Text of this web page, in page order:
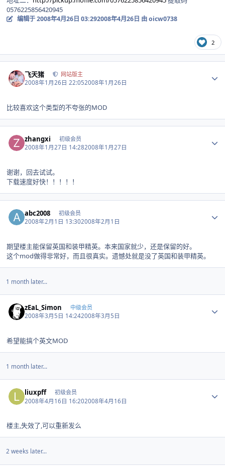
0576225856420945
编辑于2008年4月26日 03:292008年4月26日 由 oicw0738
2
飞天猪 网站版主
2008年1月26日 22:052008年1月26日
比较喜欢这个类型的不夸张的MOD
zhangxi 初级会员
2008年1月27日 14:282008年1月27日
谢谢，回去试试。
下载速度好快！！！！！
abc2008 初级会员
2008年2月1日 13:302008年2月1日
期望楼主能保留英国和装甲精英。本来国家就少，还是保留的好。
这个mod做得非常好，而且很真实。遗憾处就是没了英国和装甲精英。
1 month later...
zEaL_Simon 中级会员
2008年3月5日 14:242008年3月5日
希望能搞个英文MOD
1 month later...
liuxpff 初级会员
2008年4月16日 16:202008年4月16日
楼主,失效了,可以重新发么
2 weeks later...